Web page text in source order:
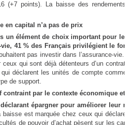
(+7 points). La baisse des
en capital n’a pas de prix
un élément de choix important pour
vie, 41 % des Français privilégient le
pas investir dans l’assurance-vie.
qui sont déjà détenteurs d’un contrat
déclarent les unités de compte comme
de support.
contraint par le contexte économique et
épargner pour améliorer leur
baisse est marquée chez ceux qui
de pouvoir d’achat pèsent sur les